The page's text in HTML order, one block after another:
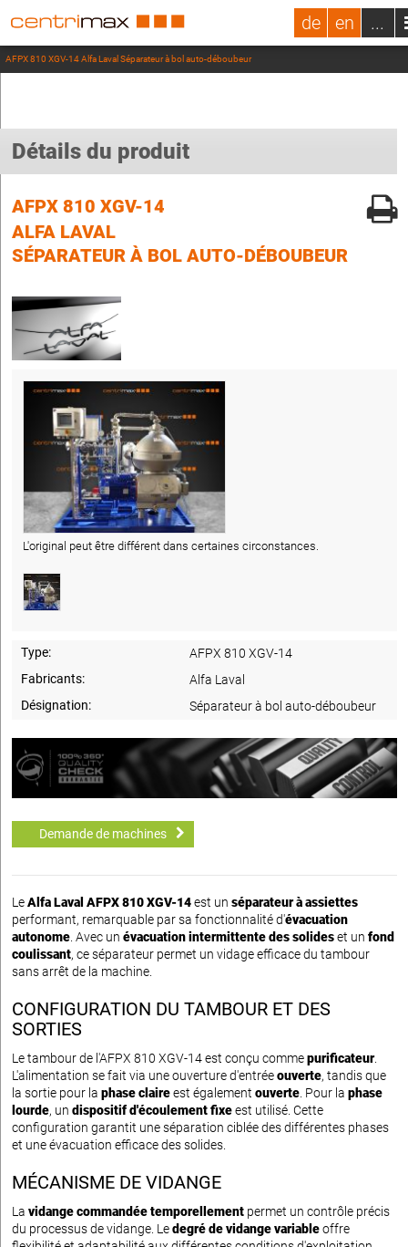
de en ...
AFPX 810 XGV-14 Alfa Laval Séparateur à bol auto-déboubeur
Détails du produit
AFPX 810 XGV-14
ALFA LAVAL
SÉPARATEUR À BOL AUTO-DÉBOUBEUR
L'original peut être différent dans certaines circonstances.
Type:
AFPX 810 XGV-14
Fabricants:
Alfa Laval
Désignation:
Séparateur à bol auto-déboubeur
Demande de machines
LeAlfa Laval AFPX 810 XGV-14est un séparateur à assiettes
performant, remarquable par sa fonctionnalité d'évacuation
autonome. Avec un évacuation intermittente des solideset un fond
coulissant, ce séparateur permet un vidage efficace du tambour
sans arrêt de la machine.
CONFIGURATION DU TAMBOUR ET DES
SORTIES
Le tambour de l'AFPX 810 XGV-14 est conçu commepurificateur.
L'alimentation se fait via une ouverture d'entréeouverte, tandis que
la sortie pour la phase claireest également ouverte. Pour la phase
lourde, un dispositif d'écoulement fixeest utilisé. Cette
configuration garantit une séparation ciblée des différentes phases
et une évacuation efficace des solides.
MÉCANISME DE VIDANGE
La vidange commandée temporellement permet un contrôle précis
du processus de vidange. Ledegré de vidange variableoffre